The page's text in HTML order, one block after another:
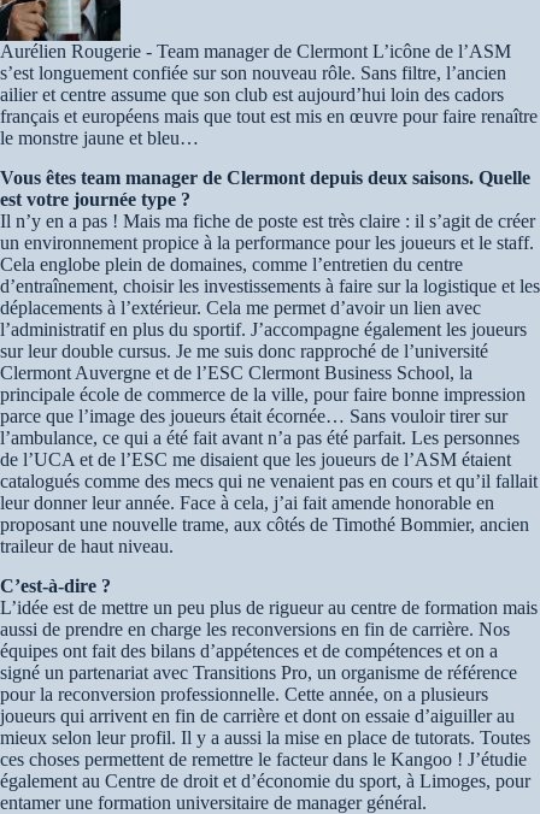
Aurélien Rougerie - Team manager de Clermont L’icône de l’ASM
s’est longuement confiée sur son nouveau rôle. Sans filtre, l’ancien
ailier et centre assume que son club est aujourd’hui loin des cadors
français et européens mais que tout est mis en œuvre pour faire renaître
le monstre jaune et bleu…
Vous êtes team manager de Clermont depuis deux saisons. Quelle
est votre journée type ?
Il n’y en a pas ! Mais ma fiche de poste est très claire : il s’agit de créer
un environnement propice à la performance pour les joueurs et le staff.
Cela englobe plein de domaines, comme l’entretien du centre
d’entraînement, choisir les investissements à faire sur la logistique et les
déplacements à l’extérieur. Cela me permet d’avoir un lien avec
l’administratif en plus du sportif. J’accompagne également les joueurs
sur leur double cursus. Je me suis donc rapproché de l’université
Clermont Auvergne et de l’ESC Clermont Business School, la
principale école de commerce de la ville, pour faire bonne impression
parce que l’image des joueurs était écornée… Sans vouloir tirer sur
l’ambulance, ce qui a été fait avant n’a pas été parfait. Les personnes
de l’UCA et de l’ESC me disaient que les joueurs de l’ASM étaient
catalogués comme des mecs qui ne venaient pas en cours et qu’il fallait
leur donner leur année. Face à cela, j’ai fait amende honorable en
proposant une nouvelle trame, aux côtés de Timothé Bommier, ancien
traileur de haut niveau.
C’est-à-dire ?
L’idée est de mettre un peu plus de rigueur au centre de formation mais
aussi de prendre en charge les reconversions en fin de carrière. Nos
équipes ont fait des bilans d’appétences et de compétences et on a
signé un partenariat avec Transitions Pro, un organisme de référence
pour la reconversion professionnelle. Cette année, on a plusieurs
joueurs qui arrivent en fin de carrière et dont on essaie d’aiguiller au
mieux selon leur profil. Il y a aussi la mise en place de tutorats. Toutes
ces choses permettent de remettre le facteur dans le Kangoo ! J’étudie
également au Centre de droit et d’économie du sport, à Limoges, pour
entamer une formation universitaire de manager général.